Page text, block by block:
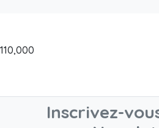
110,000
Inscrivez-